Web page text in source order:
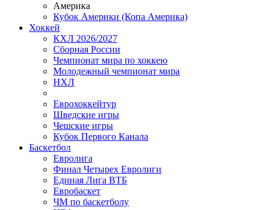
Америка
Кубок Америки (Копа Америка)
Хоккей
КХЛ 2026/2027
Сборная России
Чемпионат мира по хоккею
Молодежный чемпионат мира
НХЛ
Еврохоккейтур
Шведские игры
Чешские игры
Кубок Первого Канала
Баскетбол
Евролига
Финал Четырех Евролиги
Единая Лига ВТБ
Евробаскет
ЧМ по баскетболу